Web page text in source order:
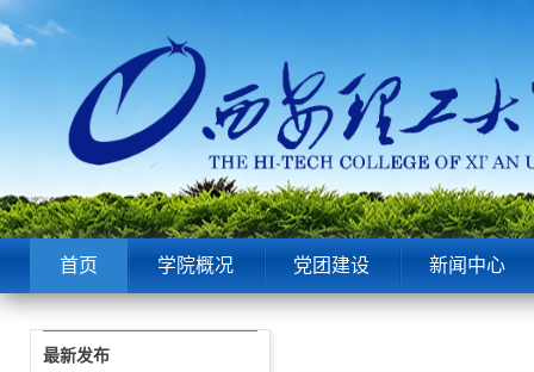
首页 学院概况 党团建设 新闻中心
最新发布